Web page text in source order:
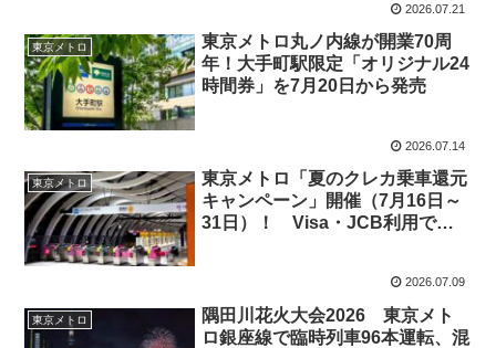
2026.07.21
東京メトロ
東京メトロ丸ノ内線が開業70周
年！大手町駅限定「オリジナル24
時間券」を7月20日から発売
2026.07.14
東京メトロ
東京メトロ「夏のクレカ乗車還元
キャンペーン」開催（7月16日～
31日）！ Visa・JCB利用でポ
2026.07.09
東京メトロ
隅田川花火大会2026 東京メト
ロ銀座線で臨時列車96本運転、混